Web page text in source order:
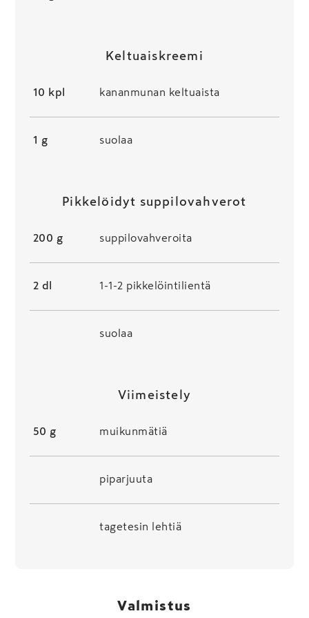
Keltuaiskreemi
10 kpl kananmunan keltuaista
1 g suolaa
Pikkelöidyt suppilovahverot
200 g suppilovahveroita
2 dl 1-1-2 pikkelöintilientä
suolaa
Viimeistely
50 g muikunmätiä
piparjuuta
tagetesin lehtiä
Valmistus